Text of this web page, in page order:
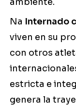
Na Internado
viven en su
con otros
estricta e
genera la